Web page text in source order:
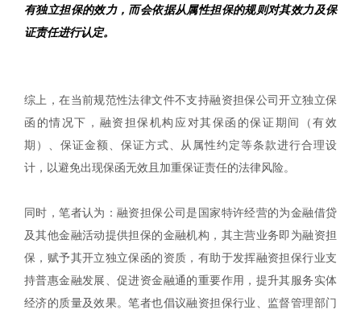
有独立担保的效力，而会依据从属性担保的规则对其效力及保
证责任进行认定。
综上，在当前规范性法律文件不支持融资担保公司开立独立保
函的情况下，融资担保机构应对其保函的保证期间（有效
期）、保证金额、保证方式、从属性约定等条款进行合理设
计，以避免出现保函无效且加重保证责任的法律风险。
同时，笔者认为：融资担保公司是国家特许经营的为金融借贷
及其他金融活动提供担保的金融机构，其主营业务即为融资担
保，赋予其开立独立保函的资质，有助于发挥融资担保行业支
持普惠金融发展、促进资金融通的重要作用，提升其服务实体
经济的质量及效果。笔者也倡议融资担保行业、监督管理部门